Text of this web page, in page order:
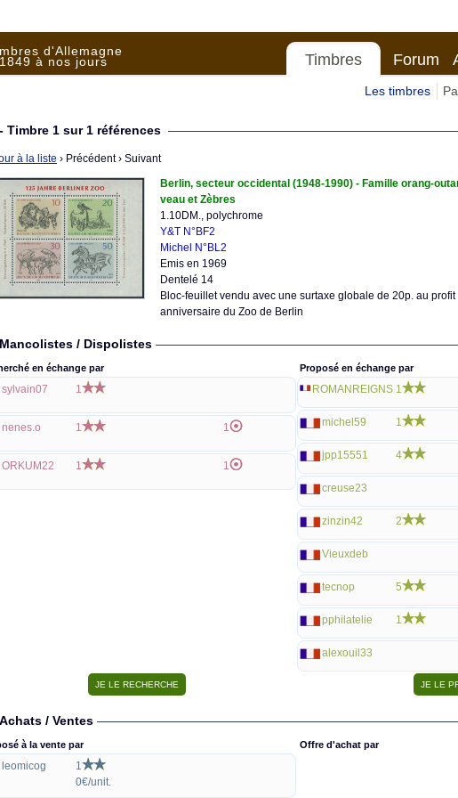
d'Allemagne
à nos jours Timbres Forum
Les timbres
- Timbre 1 sur 1 références
à la liste › Précédent› Suivant
Berlin, secteur occidental (1948-1990) - Famille orang-
veau et Zèbres
1.10DM., polychrome
Y&T N°BF2
Michel N°BL2
Emis en 1969
Dentelé 14
Bloc-feuillet vendu avec une surtaxe globale de 20p. au
anniversaire du Zoo de Berlin
Mancolistes / Dispolistes
en échange par
sylvain07 1
nenes.o 1 1
ORKUM22 1 1
Proposé en échange par
ROMANREIGNS 1
michel59 1
jpp15551 4
creuse23
zinzin42 2
Vieuxdeb
tecnop 5
pphilatelie 1
alexouil33
Achats / Ventes
à la vente par
leomicog
1
0€/unit.
Offre d'achat par